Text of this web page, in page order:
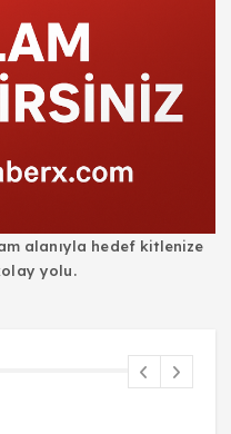
alanıyla hedef kitlenize
yolu.